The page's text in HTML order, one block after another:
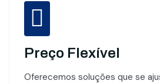
Preço Flexível
Oferecemos soluções que se